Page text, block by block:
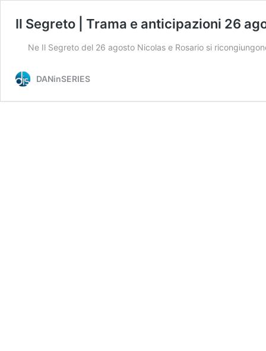
Il Segreto | Trama e anticipazioni 26
Ne Il Segreto del 26 agosto Nicolas e Rosario si
DANinSERIES